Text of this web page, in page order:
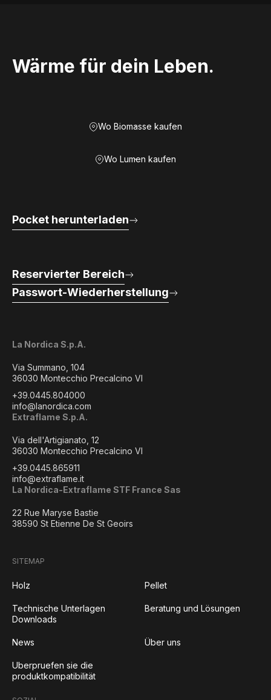
Wärme für dein Leben.
Wo Biomasse kaufen
Wo Lumen kaufen
La Nordica S.p.A.
Via Summano, 104
36030 Montecchio Precalcino VI
+39.0445.804000
info@lanordica.com
Extraflame S.p.A.
Via dell'Artigianato, 12
36030 Montecchio Precalcino VI
+39.0445.865911
info@extraflame.it
La Nordica-Extraflame STF France Sas
22 Rue Maryse Bastie
38590 St Etienne De St Geoirs
Pocket herunterladen
Reservierter Bereich
Passwort-Wiederherstellung
SITEMAP
Holz Pellet
Technische Unterlagen
Downloads
Beratung und Lösungen
News Über uns
Uberpruefen sie die
produktkompatibilität